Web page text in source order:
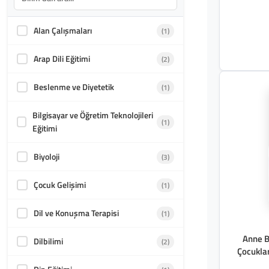
Arel Kitap
Sanatlar
Akademik Kültür (1588)
Alan Çalışmaları (1)
Arap Dili Eğitimi (2)
Beslenme ve Diyetetik (1)
Bilgisayar ve Öğretim Teknolojileri
Eğitimi
(1)
Biyoloji (3)
Çocuk Gelişimi (1)
Dil ve Konuşma Terapisi (1)
Dilbilimi (2)
Anne